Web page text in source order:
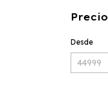
Precio
Desde